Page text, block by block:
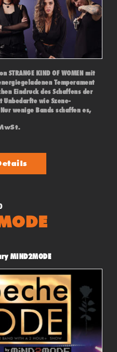
KIND OF WOMEN mit
Temperament
Eindruck des Schaffens der
Unbedarfte wie Szene-
wenige Bands schaffen es,
Sound tatsächlich nahe zu
Ian Paice (der legendäre
mit Ihnen spielte
MIND2MODE